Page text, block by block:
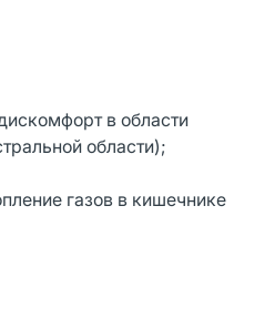
в области
области);
газов в кишечнике